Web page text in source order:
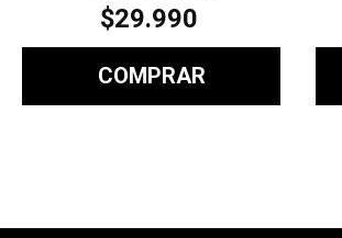
$29.990
COMPRAR